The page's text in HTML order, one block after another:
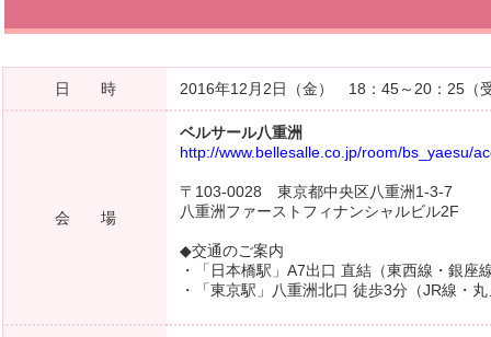
日 時 2016年12月2日（金） 18：45～20：25（
会 場
ベルサール八重洲
http://www.bellesalle.co.jp/room/bs_yaesu/
〒103-0028 東京都中央区八重洲1-3-7
八重洲ファーストフィナンシャルビル2F
◆交通のご案内
・「日本橋駅」A7出口 直結（東西線・銀座
・「東京駅」八重洲北口 徒歩3分（JR線・